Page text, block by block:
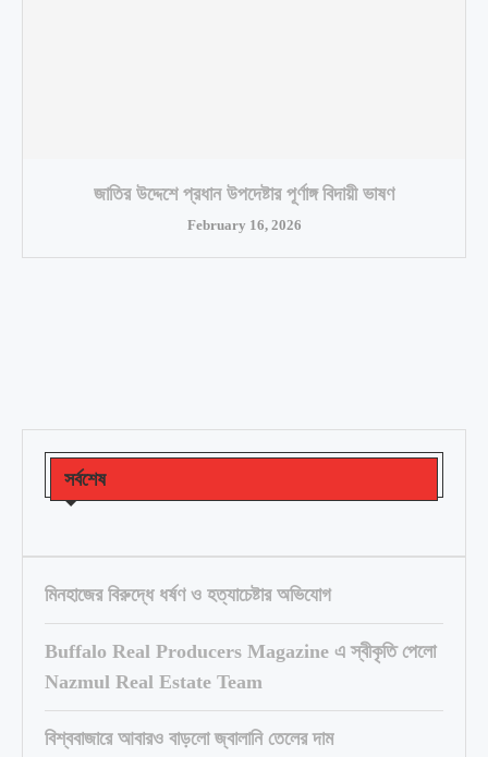
জাতির উদ্দেশে প্রধান উপদেষ্টার পূর্ণাঙ্গ বিদায়ী ভাষণ
February 16, 2026
সর্বশেষ
মিনহাজের বিরুদ্ধে ধর্ষণ ও হত্যাচেষ্টার অভিযোগ
Buffalo Real Producers Magazine এ স্বীকৃতি পেলো
Nazmul Real Estate Team
বিশ্ববাজারে আবারও বাড়লো জ্বালানি তেলের দাম